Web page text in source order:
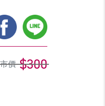
價 $300